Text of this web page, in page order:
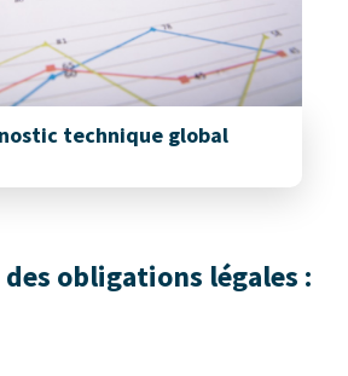
technique global
des obligations légales :